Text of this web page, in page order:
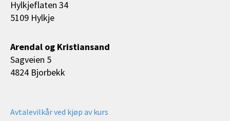
Hylkjeflaten 34
5109 Hylkje
Arendal og Kristiansand
Sagveien 5
4824 Bjorbekk
Avtalevilkår ved kjøp av kurs